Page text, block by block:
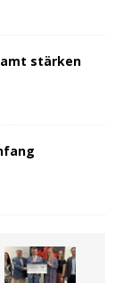
stärken